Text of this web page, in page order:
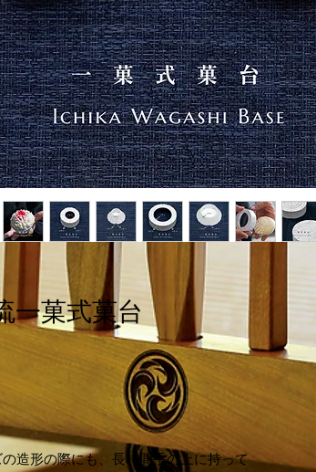
一菓式菓台
造形の際にも、長時間手の上に持って